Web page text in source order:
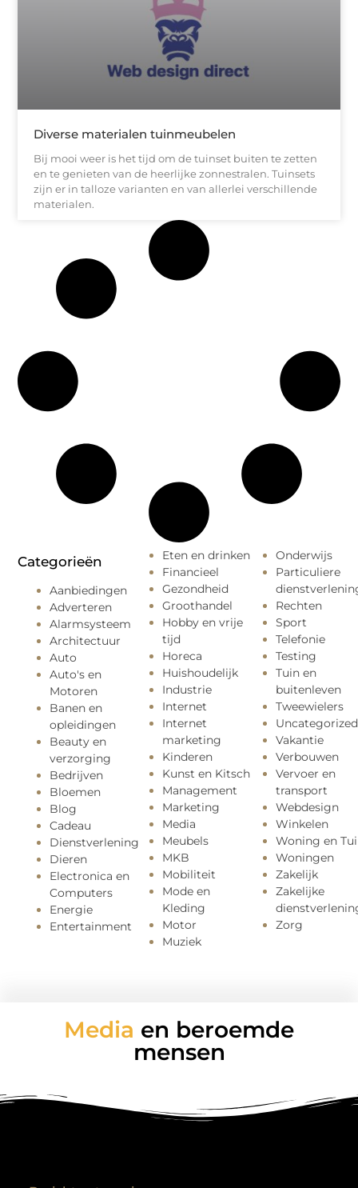
Diverse materialen tuinmeubelen
Bij mooi weer is het tijd om de tuinset buiten te zetten
en te genieten van de heerlijke zonnestralen. Tuinsets
zijn er in talloze varianten en van allerlei verschillende
materialen.
Categorieën
Aanbiedingen
Adverteren
Alarmsysteem
Architectuur
Auto
Auto's en
Motoren
Banen en
opleidingen
Beauty en
verzorging
Bedrijven
Bloemen
Blog
Cadeau
Dienstverlening
Dieren
Electronica en
Computers
Energie
Entertainment
Eten en drinken
Financieel
Gezondheid
Groothandel
Hobby en vrije
tijd
Horeca
Huishoudelijk
Industrie
Internet
Internet
marketing
Kinderen
Kunst en Kitsch
Management
Marketing
Media
Meubels
MKB
Mobiliteit
Mode en
Kleding
Motor
Muziek
Onderwijs
Particuliere
Rechten
Sport
Telefonie
Testing
Tuin en
buitenleven
Tweewielers
Uncategorized
Vakantie
Verbouwen
Vervoer en
transport
Webdesign
Winkelen
Woning en
Woningen
Zakelijk
Zakelijke
Zorg
Media en beroemde
mensen